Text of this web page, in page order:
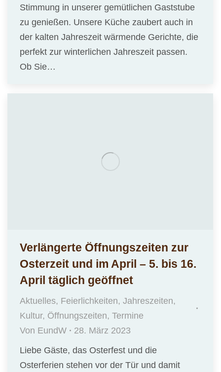
Stimmung in unserer gemütlichen Gaststube
zu genießen. Unsere Küche zaubert auch in
der kalten Jahreszeit wärmende Gerichte, die
perfekt zur winterlichen Jahreszeit passen.
Ob Sie…
Verlängerte Öffnungszeiten zur
Osterzeit und im April – 5. bis 16.
April täglich geöffnet
Aktuelles, Feierlichkeiten, Jahreszeiten,
Kultur, Öffnungszeiten, Termine
Von EundW
28. März 2023
Liebe Gäste, das Osterfest und die
Osterferien stehen vor der Tür und damit